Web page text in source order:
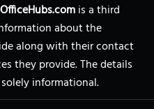
is a third
about the
along with their contact
they provide. The details
informational.